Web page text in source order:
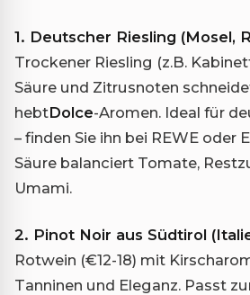
1. Deutscher Riesling (Mosel,
Trockener Riesling (z.B.
Säure und Zitrusnoten
hebtDolce-Aromen. Ideal für
– finden Sie ihn bei REWE oder
Säure balanciert Tomate,
Umami.
2. Pinot Noir aus Südtirol
Rotwein (€12-18) mit
Tanninen und Eleganz. Passt